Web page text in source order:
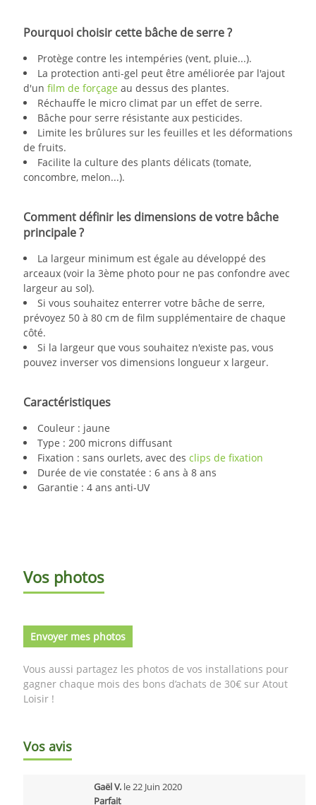
Pourquoi choisir cette bâche de serre ?
Protège contre les intempéries (vent, pluie...).
La protection anti-gel peut être améliorée par l'ajout
d'un film de forçage au dessus des plantes.
Réchauffe le micro climat par un effet de serre.
Bâche pour serre résistante aux pesticides.
Limite les brûlures sur les feuilles et les déformations
de fruits.
Facilite la culture des plants délicats (tomate,
concombre, melon...).
Comment définir les dimensions de votre bâche
principale ?
La largeur minimum est égale au développé des
arceaux (voir la 3ème photo pour ne pas confondre avec
largeur au sol).
Si vous souhaitez enterrer votre bâche de serre,
prévoyez 50 à 80 cm de film supplémentaire de chaque
côté.
Si la largeur que vous souhaitez n'existe pas, vous
pouvez inverser vos dimensions longueur x largeur.
Caractéristiques
Couleur : jaune
Type : 200 microns diffusant
Fixation : sans ourlets, avec des clips de fixation
Durée de vie constatée : 6 ans à 8 ans
Garantie : 4 ans anti-UV
Vos photos
Envoyer mes photos
Vous aussi partagez les photos de vos installations pour
gagner chaque mois des bons d’achats de 30€ sur Atout
Loisir !
Vos avis
Gaël V. le22 Juin 2020
Parfait